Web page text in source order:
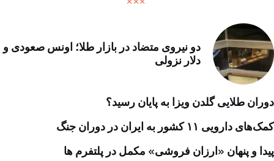
دو نیروی متضاد در بازار طلا؛ اونس صعودی و
دلار نزولی
دوران طلایی گلدن ویزا به پایان رسید؟
کمک‌های دارویی ۱۱ کشور به ایران در دوران جنگ
پیدا و پنهان «ارزان فروشی» مکمل در پلتفرم ها